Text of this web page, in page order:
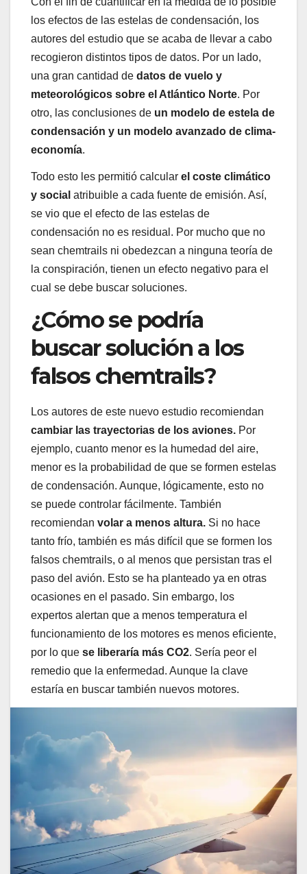
los efectos de las estelas de condensación, los
autores del estudio que se acaba de llevar a cabo
recogieron distintos tipos de datos. Por un lado,
una gran cantidad de datos de vuelo y
meteorológicos sobre el Atlántico Norte. Por
otro, las conclusiones de un modelo de estela de
condensación y un modelo avanzado de clima-
economía.
Todo esto les permitió calcular el coste climático
y social atribuible a cada fuente de emisión. Así,
se vio que el efecto de las estelas de
condensación no es residual. Por mucho que no
sean chemtrails ni obedezcan a ninguna teoría de
la conspiración, tienen un efecto negativo para el
cual se debe buscar soluciones.
¿Cómo se podría
buscar solución a los
falsos chemtrails?
Los autores de este nuevo estudio recomiendan
cambiar las trayectorias de los aviones. Por
ejemplo, cuanto menor es la humedad del aire,
menor es la probabilidad de que se formen estelas
de condensación. Aunque, lógicamente, esto no
se puede controlar fácilmente. También
recomiendan volar a menos altura. Si no hace
tanto frío, también es más difícil que se formen los
falsos chemtrails, o al menos que persistan tras el
paso del avión. Esto se ha planteado ya en otras
ocasiones en el pasado. Sin embargo, los
expertos alertan que a menos temperatura el
funcionamiento de los motores es menos eficiente,
por lo que se liberaría más CO2. Sería peor el
remedio que la enfermedad. Aunque la clave
estaría en buscar también nuevos motores.